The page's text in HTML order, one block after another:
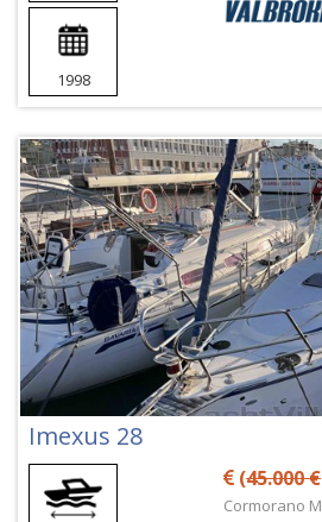
1998
Imexus 28
(45.000 €
Cormorano